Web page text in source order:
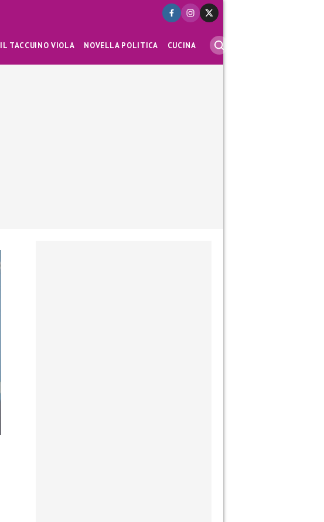
IL TACCUINO VIOLA NOVELLA POLITICA CUCINA